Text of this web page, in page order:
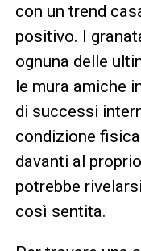
con un trend
positivo. I
ognuna delle
le mura amiche
di successi
condizione
davanti al
potrebbe
così sentita.